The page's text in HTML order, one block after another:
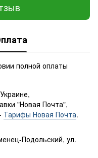
полной оплаты
"Новая Почта",
Тарифы Новая Почта.
Подольский, ул.